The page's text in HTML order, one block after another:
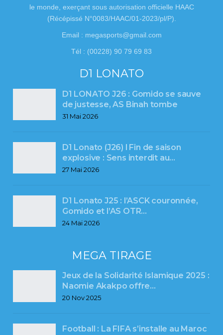
le monde, exerçant sous autorisation officielle HAAC
(Récépissé N°0083/HAAC/01-2023/pl/P).
Email : megasports@gmail.com
Tél : (00228) 90 79 69 83
D1 LONATO
D1 LONATO J26 : Gomido se sauve
de justesse, AS Binah tombe
31 Mai 2026
D1 Lonato (J26) l Fin de saison
explosive : Sens interdit au…
27 Mai 2026
D1 Lonato J25 : l’ASCK couronnée,
Gomido et l’AS OTR…
24 Mai 2026
MEGA TIRAGE
Jeux de la Solidarité Islamique 2025 :
Naomie Akakpo offre…
20 Nov 2025
Football : La FIFA s’installe au Maroc